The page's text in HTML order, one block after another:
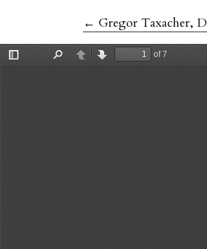
← Zu Artikeldetails
Gregor Taxacher,